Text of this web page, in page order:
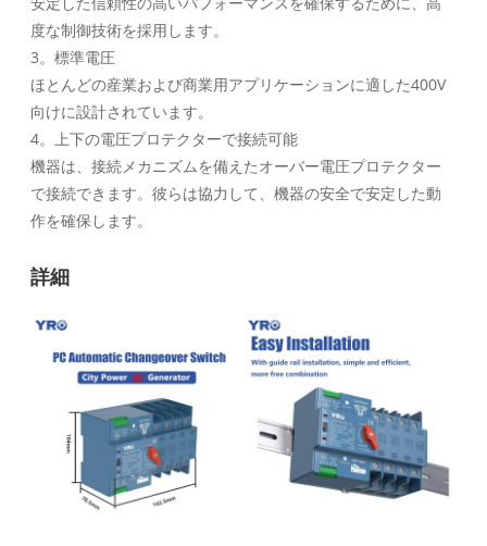
度な制御技術を採用します。
3。標準電圧
ほとんどの産業および商業用アプリケーションに適した400V
向けに設計されています。
4。上下の電圧プロテクターで接続可能
機器は、接続メカニズムを備えたオーバー電圧プロテクター
で接続できます。彼らは協力して、機器の安全で安定した動
作を確保します。
詳細